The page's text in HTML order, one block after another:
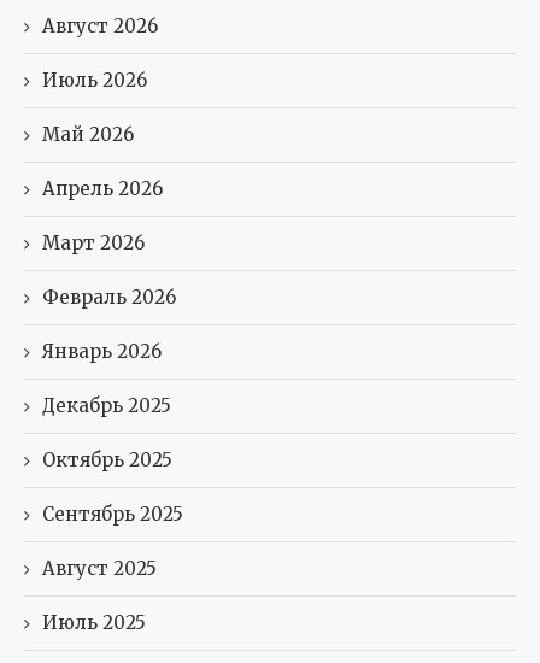
Август 2026
Июль 2026
Май 2026
Апрель 2026
Март 2026
Февраль 2026
Январь 2026
Декабрь 2025
Октябрь 2025
Сентябрь 2025
Август 2025
Июль 2025